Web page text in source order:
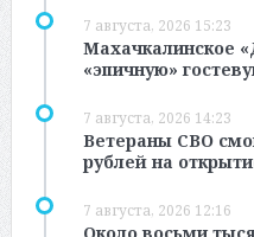
7 августа, 2026 15:23
Махачкалинское
«эпичную»
7 августа, 2026 14:23
Ветераны СВО
рублей на
7 августа, 2026 12:16